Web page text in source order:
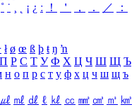
˚ ˙ ¸ ¡ ¿ ː ！ ＇ ， ． ／
：
ł ø œ ß þ ŧ ŋ ŉ
П Р С Т У Ф Х Ц Ч Ш Щ Ъ
н о п р с т у ф х ц ч ш щ ъ
㎕ ㎖ ㎗ ℓ ㎘ ㏄ ㎣ ㎤ ㎥ ㎦